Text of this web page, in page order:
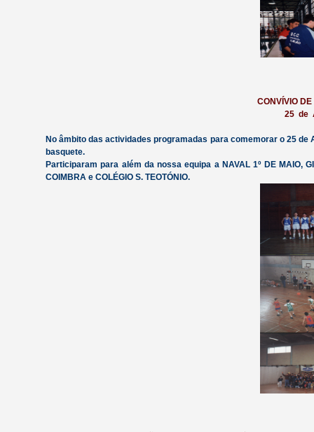
CONVÍVIO
25 de
No âmbito das actividades programadas para comemorar o 25 de
basquete.
Participaram para além da nossa equipa a NAVAL 1º DE MAIO,
COIMBRA e COLÉGIO S. TEOTÓNIO.